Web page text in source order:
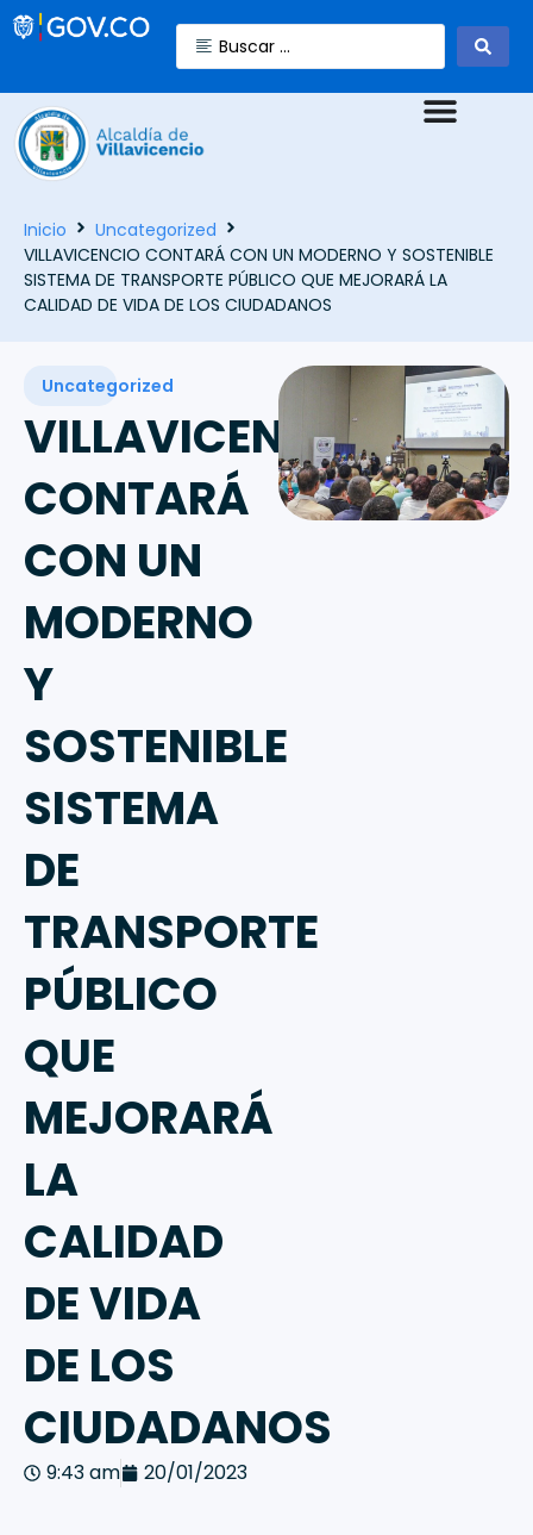
Inicio
Uncategorized
VILLAVICENCIO CONTARÁ CON UN MODERNO Y SOSTENIBLE
SISTEMA DE TRANSPORTE PÚBLICO QUE MEJORARÁ LA
CALIDAD DE VIDA DE LOS CIUDADANOS
Uncategorized
VILLAVICENCIO
CONTARÁ
CON UN
MODERNO
Y
SOSTENIBLE
SISTEMA
DE
TRANSPORTE
PÚBLICO
QUE
MEJORARÁ
LA
CALIDAD
DE VIDA
DE LOS
CIUDADANOS
9:43 am 20/01/2023